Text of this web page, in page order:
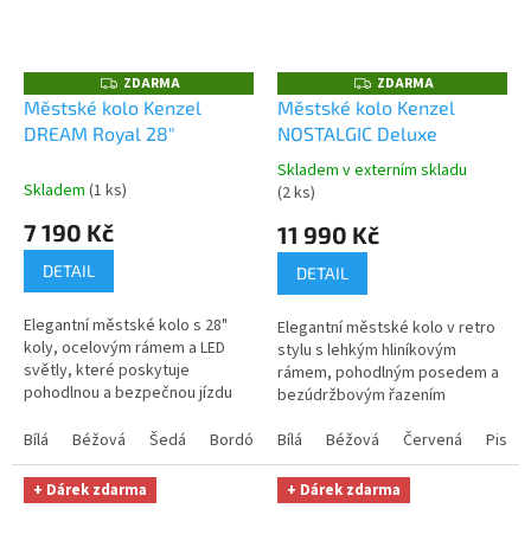
Z
D
A
R
M
ZDARMA
Městské kolo Kenzel
DREAM Royal 28"
Skladem (1 ks)
7 190 Kč
DETAIL
Elegantní městské kolo s 28"
koly, ocelovým rámem a LED
světly, které poskytuje
pohodlnou a bezpečnou jízdu
Bílá
Béžová Šedá Bordó Hnědá
Z
D
A
R
A
ZDARMA
Městské kolo Kenzel
NOSTALGIC Deluxe
Průměrné
hodnocení
produktu
je
5,0
z
5
hvězdiček.
Skladem v externím skladu
(2 ks)
11 990 Kč
DETAIL
Elegantní městské kolo v retro
stylu s lehkým hliníkovým
rámem, pohodlným posedem a
bezúdržbovým řazením
každodenní jízdu.
Bílá Béžová Červená
+ Dárek zdarma + Dárek zdarma